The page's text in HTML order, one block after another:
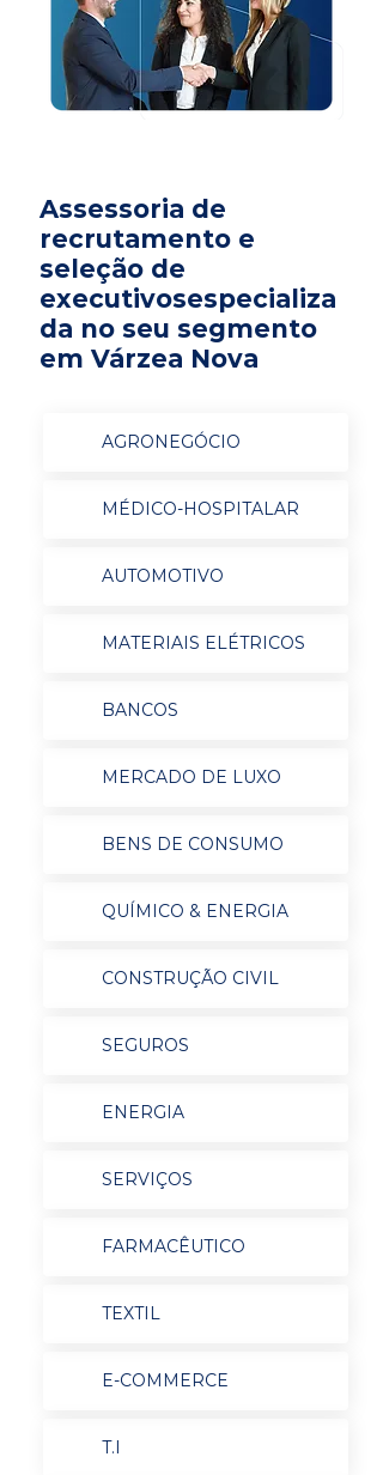
Assessoria de
recrutamento e
seleção de
executivosespecializa
da no seu segmento
em Várzea Nova
AGRONEGÓCIO
MÉDICO-HOSPITALAR
AUTOMOTIVO
MATERIAIS ELÉTRICOS
BANCOS
MERCADO DE LUXO
BENS DE CONSUMO
QUÍMICO & ENERGIA
CONSTRUÇÃO CIVIL
SEGUROS
ENERGIA
SERVIÇOS
FARMACÊUTICO
TEXTIL
E-COMMERCE
T.I